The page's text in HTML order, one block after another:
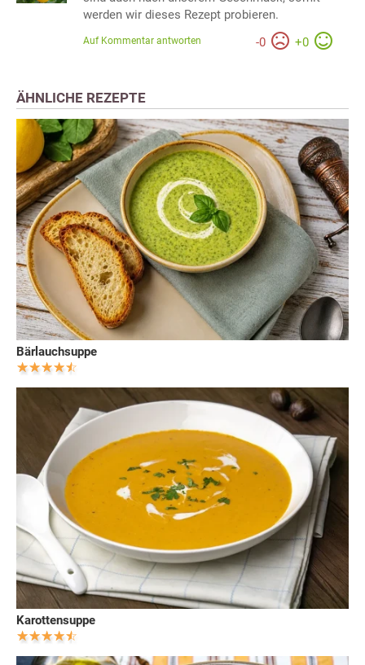
werden wir dieses Rezept probieren.
-0 +0
Auf Kommentar antworten
ÄHNLICHE REZEPTE
Bärlauchsuppe
Karottensuppe